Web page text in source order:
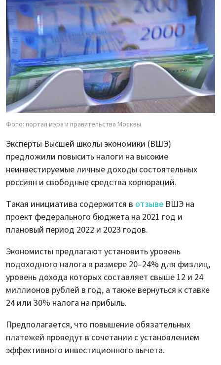
Фото: портал мэра и правительства Москвы
Эксперты Высшей школы экономики (ВШЭ)
предложили повысить налоги на высокие
неинвестируемые личные доходы состоятельных
россиян и свободные средства корпораций.
Такая инициатива содержится в отзыве ВШЭ на
проект федерального бюджета на 2021 год и
плановый период 2022 и 2023 годов.
Экономисты предлагают установить уровень
подоходного налога в размере 20–24% для физлиц,
уровень дохода которых составляет свыше 12 и 24
миллионов рублей в год, а также вернуться к ставке
24 или 30% налога на прибыль.
Предполагается, что повышение обязательных
платежей проведут в сочетании с установлением
эффективного инвестиционного вычета.